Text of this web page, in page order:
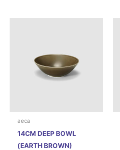
aeca
14CM DEEP BOWL
(EARTH BROWN)